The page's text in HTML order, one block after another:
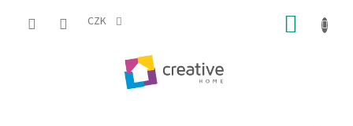
CZK